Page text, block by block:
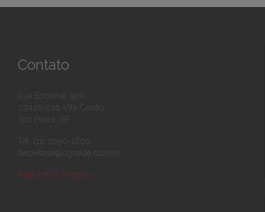
Contato
Veja como chegar →